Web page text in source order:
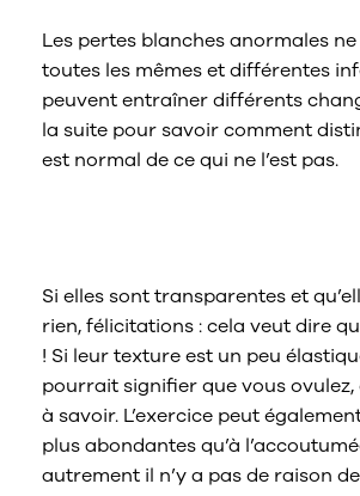
Les pertes blanches anormales
toutes les mêmes et différentes
peuvent entraîner différents
la suite pour savoir comment
est normal de ce qui ne l’est pas.
Si elles sont transparentes et
rien, félicitations : cela veut dire
! Si leur texture est un peu
pourrait signifier que vous ovulez,
à savoir. L’exercice peut
plus abondantes qu’à
autrement il n’y a pas de raison